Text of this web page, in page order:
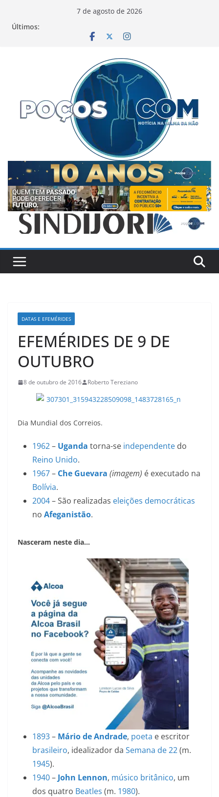
7 de agosto de 2026
Últimos:
DATAS E EFEMÉRIDES
EFEMÉRIDES DE 9 DE
OUTUBRO
8 de outubro de 2016 Roberto Tereziano
Dia Mundial dos Correios.
1962– Uganda torna-se independente do
Reino Unido.
1967– Che Guevara (imagem) é executado na
Bolívia.
2004– São realizadas eleições democráticas
no Afeganistão.
Nasceram neste dia…
1893– Mário de Andrade, poeta e escritor
brasileiro, idealizador da Semana de 22(m.
1945).
1940– John Lennon, músico britânico, um
dos quatro Beatles (m. 1980).